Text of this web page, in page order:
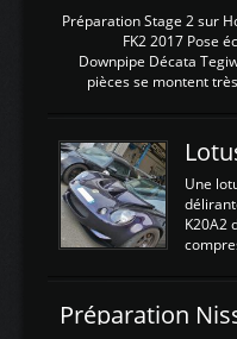
La
tension
est
Préparation Stage 2 sur
FK2 2017 Pose
Downpipe Décata
pièces se montent
légere découpe du
negénant en
fonctionnement
reprogrammation
calculateur
économique au
d'origine 310cv
Une
K20A2
un